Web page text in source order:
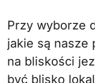
Przy wyborze
jakie są nasze
na bliskości
być blisko